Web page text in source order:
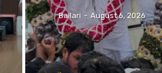
Ballari - August 6, 2026